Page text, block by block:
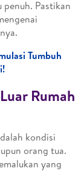
Pastikan
Tumbuh
Rumah
kondisi
orang tua.
yang